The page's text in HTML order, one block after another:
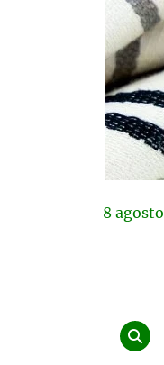
8 agosto